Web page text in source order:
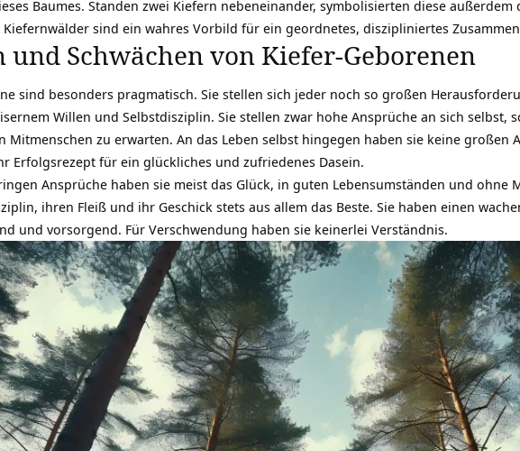
Baumes. Standen zwei Kiefern nebeneinander, symbolisierten diese außerdem
sind ein wahres Vorbild für ein geordnetes, diszipliniertes
und Schwächen von Kiefer-Geborenen
sind besonders pragmatisch. Sie stellen sich jeder noch so großen
Willen und Selbstdisziplin. Sie stellen zwar hohe Ansprüche an sich selbst,
Mitmenschen zu erwarten. An das Leben selbst hingegen haben sie keine großen
Erfolgsrezept für ein glückliches und zufriedenes Dasein.
Ansprüche haben sie meist das Glück, in guten Lebensumständen und ohne
, ihren Fleiß und ihr Geschick stets aus allem das Beste. Sie haben einen
und vorsorgend. Für Verschwendung haben sie keinerlei Verständnis.